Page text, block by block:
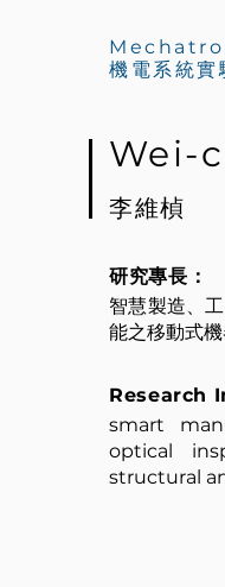
機電系統實
Wei-
李維楨
研究專長：
智慧製造、
能之移動式
Research
smart
optical
structural